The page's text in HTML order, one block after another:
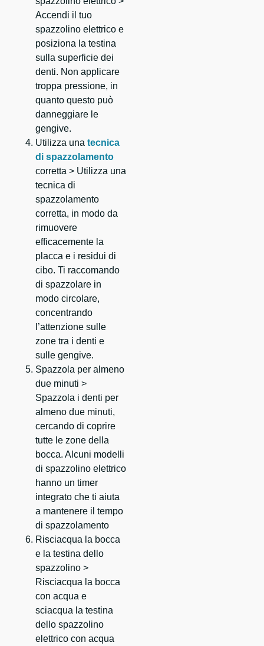
Accendi il tuo
spazzolino elettrico e
posiziona la testina
sulla superficie dei
denti. Non applicare
troppa pressione, in
quanto questo può
danneggiare le
gengive.
Utilizza una tecnica
di spazzolamento
corretta > Utilizza una
tecnica di
spazzolamento
corretta, in modo da
rimuovere
efficacemente la
placca e i residui di
cibo. Ti raccomando
di spazzolare in
modo circolare,
concentrando
l’attenzione sulle
zone tra i denti e
sulle gengive.
Spazzola per almeno
due minuti >
Spazzola i denti per
almeno due minuti,
cercando di coprire
tutte le zone della
bocca. Alcuni modelli
di spazzolino elettrico
hanno un timer
integrato che ti aiuta
a mantenere il tempo
di spazzolamento
Risciacqua la bocca
e la testina dello
spazzolino >
Risciacqua la bocca
con acqua e
sciacqua la testina
dello spazzolino
elettrico con acqua